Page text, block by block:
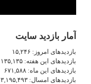
آمار بازدید سایت
بازدیدهای امروز: ۱۵,۲۴۶
بازدیدهای این هفته: ۱۳۵,۱۳۵
بازدیدهای این ماه: ۶۷۱,۵۸۸
بازدیدهای امسال: ۳,۱۹۵,۴۹۳